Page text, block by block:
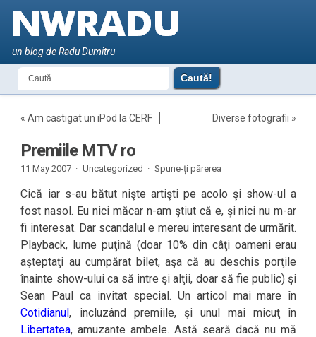
un blog de Radu Dumitru
«Am castigat un iPod la CERF Diverse fotografii »
Premiile MTV ro
11 May 2007 · Uncategorized · Spune-ți părerea
Cică iar s-au bătut nişte artişti pe acolo şi show-ul a
fost nasol. Eu nici măcar n-am ştiut că e, şi nici nu m-ar
fi interesat. Dar scandalul e mereu interesant de urmărit.
Playback, lume puţină (doar 10% din câţi oameni erau
aşteptaţi au cumpărat bilet, aşa că au deschis porţile
înainte show-ului ca să intre şi alţii, doar să fie public) şi
Sean Paul ca invitat special. Un articol mai mare în
Cotidianul, incluzând premiile, şi unul mai micuţ în
Libertatea, amuzante ambele. Astă seară dacă nu mă